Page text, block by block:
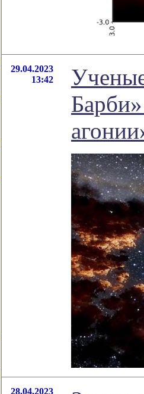
29.04.2023
13:42
28.04.2023